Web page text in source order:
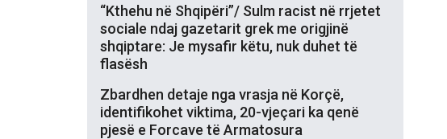
“Kthehu në Shqipëri”/ Sulm racist në rrjetet
sociale ndaj gazetarit grek me origjinë
shqiptare: Je mysafir këtu, nuk duhet të
flasësh
Zbardhen detaje nga vrasja në Korçë,
identifikohet viktima, 20-vjeçari ka qenë
pjesë e Forcave të Armatosura